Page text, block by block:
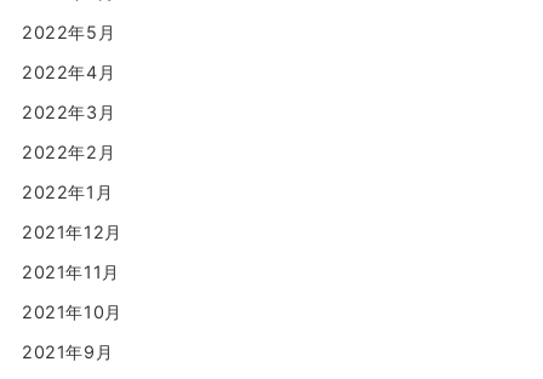
2022年5月
2022年4月
2022年3月
2022年2月
2022年1月
2021年12月
2021年11月
2021年10月
2021年9月